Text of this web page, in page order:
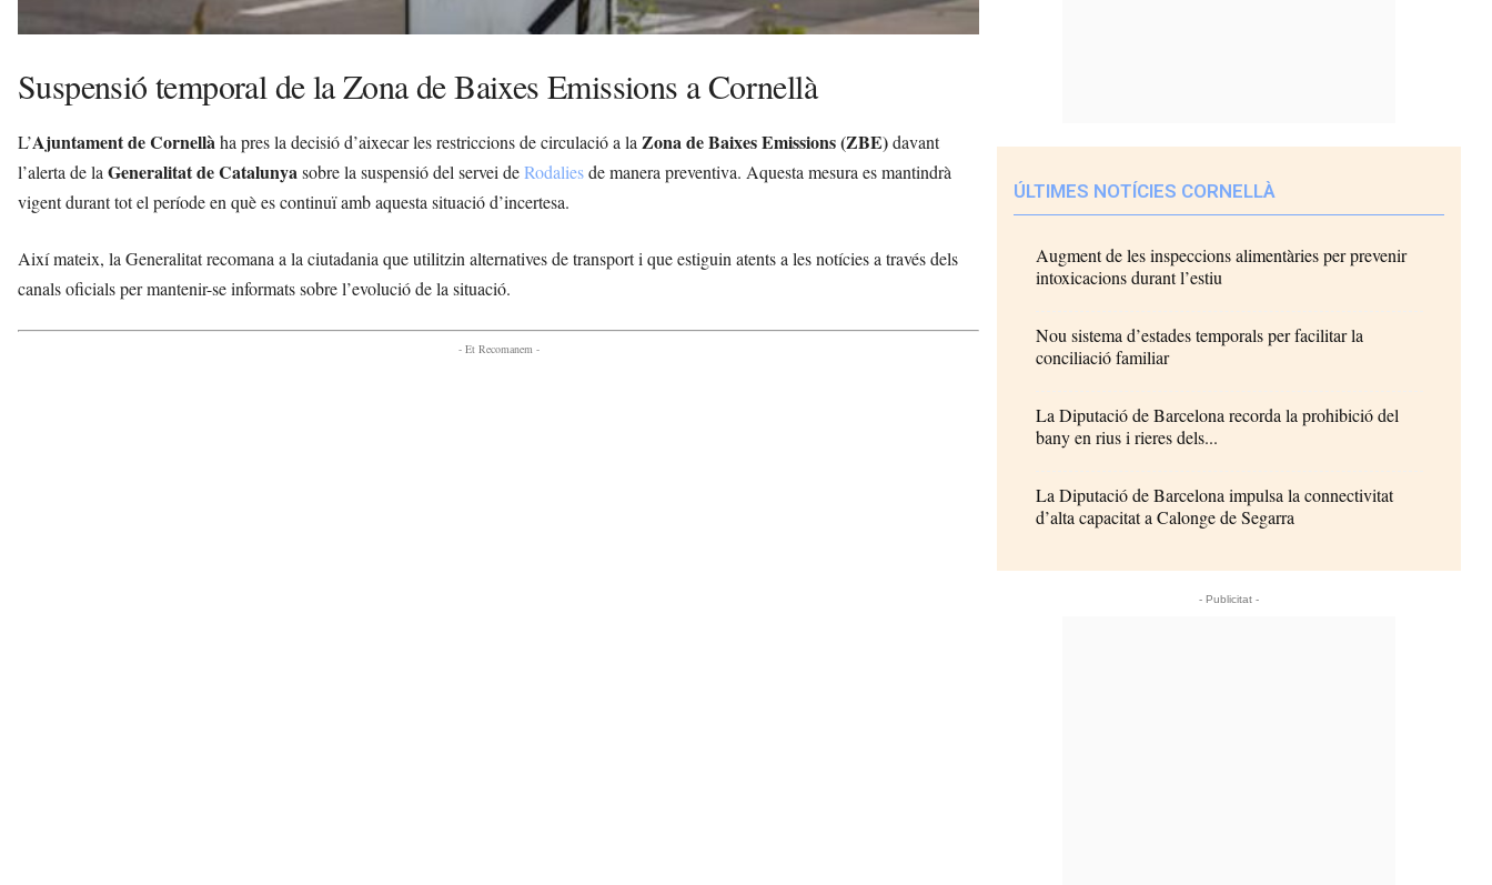
Suspensió temporal de la Zona de Baixes Emissions a Cornellà
L’Ajuntament de Cornellàha pres la decisió d’aixecar les restriccions de circulació a la Zona de Baixes Emissions (ZBE)davant
l’alerta de la Generalitat de Catalunyasobre la suspensió del servei deRodaliesde manera preventiva. Aquesta mesura es mantindrà
vigent durant tot el període en què es continuï amb aquesta situació d’incertesa.
Així mateix, la Generalitat recomana a la ciutadania que utilitzin alternatives de transport i que estiguin atents a les notícies a través dels
canals oficials per mantenir-se informats sobre l’evolució de la situació.
- Et Recomanem -
ÚLTIMES NOTÍCIES CORNELLÀ
Augment de les inspeccions alimentàries per prevenir
intoxicacions durant l’estiu
Nou sistema d’estades temporals per facilitar la
conciliació familiar
La Diputació de Barcelona recorda la prohibició del
bany en rius i rieres dels...
La Diputació de Barcelona impulsa la connectivitat
d’alta capacitat a Calonge de Segarra
- Publicitat -